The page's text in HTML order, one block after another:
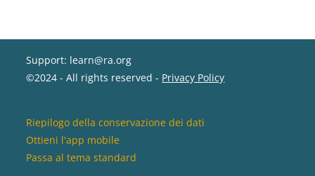
Support: learn@ra.org
©2024 - All rights reserved - Privacy Policy
Riepilogo della conservazione dei dati
Ottieni l'app mobile
Passa al tema standard